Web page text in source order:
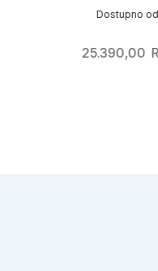
Dostupno odmah
25.390,00 RSD